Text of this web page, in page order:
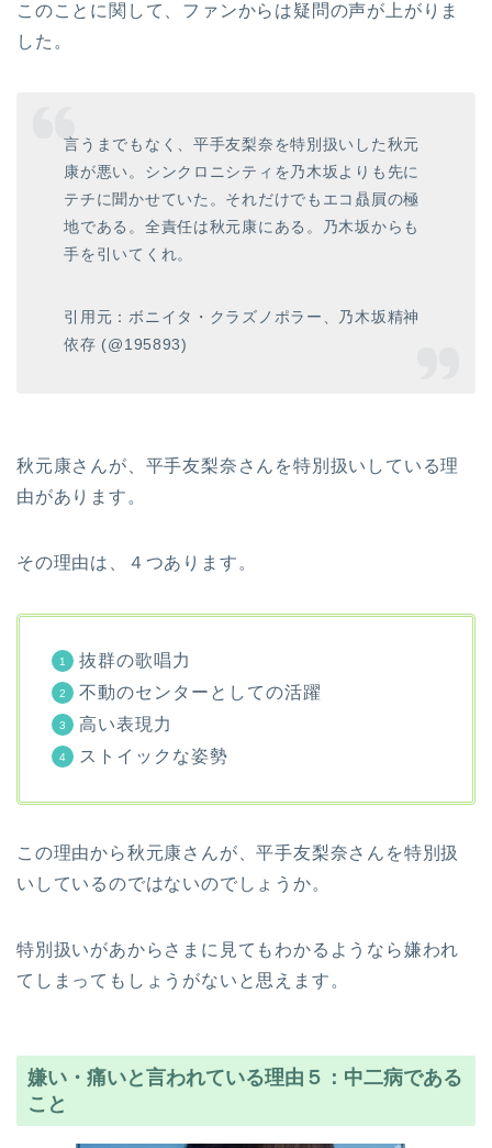
このことに関して、ファンからは疑問の声が上がりま
した。
言うまでもなく、平手友梨奈を特別扱いした秋元
康が悪い。シンクロニシティを乃木坂よりも先に
テチに聞かせていた。それだけでもエコ贔屓の極
地である。全責任は秋元康にある。乃木坂からも
手を引いてくれ。
引用元：ボニイタ・クラズノポラー、乃木坂精神
依存 (@195893)
秋元康さんが、平手友梨奈さんを特別扱いしている理
由があります。
その理由は、４つあります。
抜群の歌唱力
不動のセンターとしての活躍
高い表現力
ストイックな姿勢
この理由から秋元康さんが、平手友梨奈さんを特別扱
いしているのではないのでしょうか。
特別扱いがあからさまに見てもわかるようなら嫌われ
てしまってもしょうがないと思えます。
嫌い・痛いと言われている理由５：中二病である
こと